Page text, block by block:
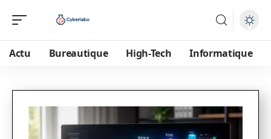
Actu Bureautique High-Tech Informatique